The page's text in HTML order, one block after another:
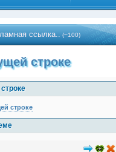
ссылка..(~100)
строке
строке